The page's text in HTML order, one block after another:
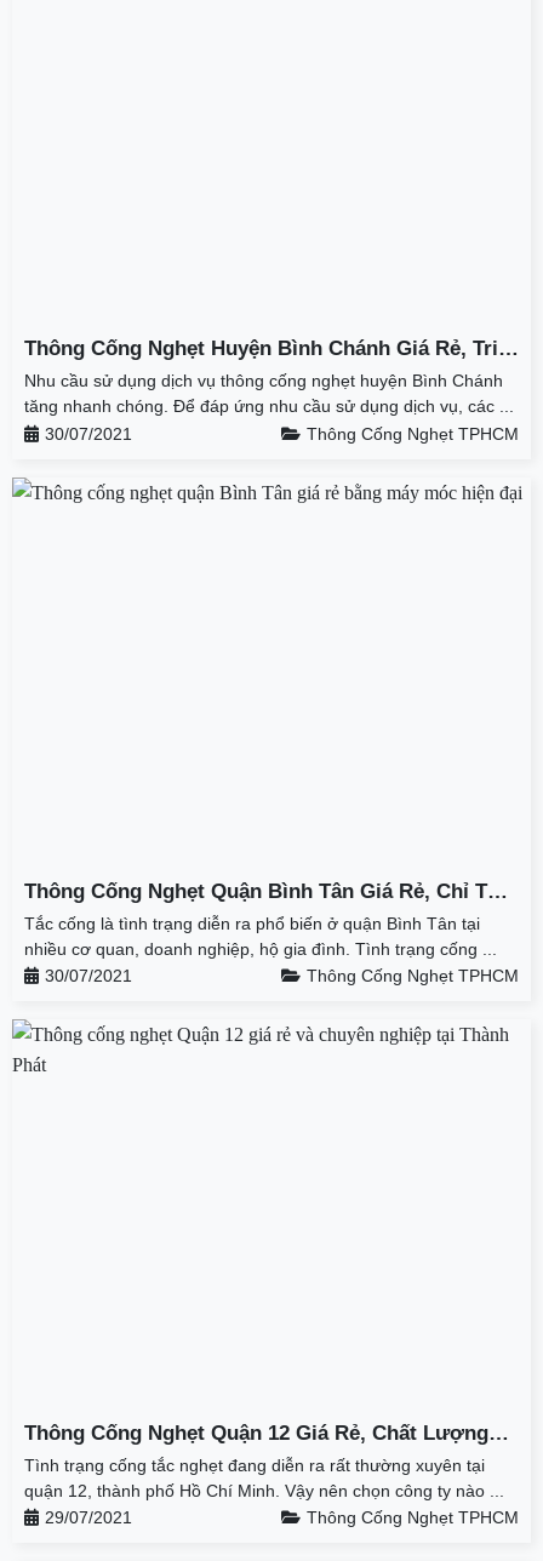
Thông Cống Nghẹt Huyện Bình Chánh Giá Rẻ, Triệt
Để 100% Tại Thành Phát
Nhu cầu sử dụng dịch vụ thông cống nghẹt huyện Bình Chánh
tăng nhanh chóng. Để đáp ứng nhu cầu sử dụng dịch vụ, các ...
30/07/2021
Thông Cống Nghẹt TPHCM
Thông Cống Nghẹt Quận Bình Tân Giá Rẻ, Chỉ Từ
100K Tại Thành Phát
Tắc cống là tình trạng diễn ra phổ biến ở quận Bình Tân tại
nhiều cơ quan, doanh nghiệp, hộ gia đình. Tình trạng cống ...
30/07/2021
Thông Cống Nghẹt TPHCM
Thông Cống Nghẹt Quận 12 Giá Rẻ, Chất Lượng
Tốt Nhất Tại Thành Phát
Tình trạng cống tắc nghẹt đang diễn ra rất thường xuyên tại
quận 12, thành phố Hồ Chí Minh. Vậy nên chọn công ty nào ...
29/07/2021
Thông Cống Nghẹt TPHCM